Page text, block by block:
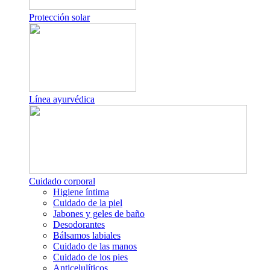
Protección solar
Línea ayurvédica
Cuidado corporal
Higiene íntima
Cuidado de la piel
Jabones y geles de baño
Desodorantes
Bálsamos labiales
Cuidado de las manos
Cuidado de los pies
Anticelulíticos